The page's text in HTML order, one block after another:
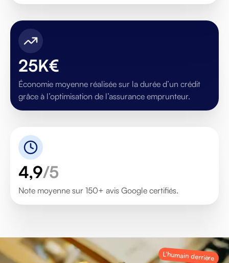
25K€
Économie moyenne réalisée sur la durée d’un crédit
grâce à l’optimisation de l’assurance emprunteur.
4,9/5
Note moyenne sur 150+ avis Google certifiés.
L'humain derrière